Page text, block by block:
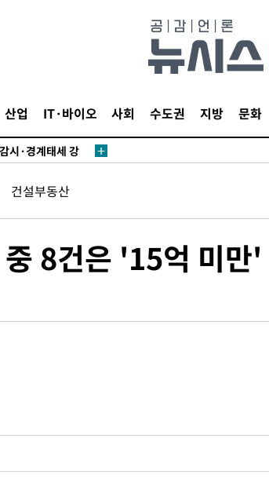
산업 IT·바이오 사회 수도권 지방 문화
꺾인다"
의 압수수색(종
내부 지침 준수"
시·경계태세 강
악 중"
재개
'충격·당황'
간 '40도'
감
흔적 포착
라하라 격파
건설부동산
8건은 '15억 미만'